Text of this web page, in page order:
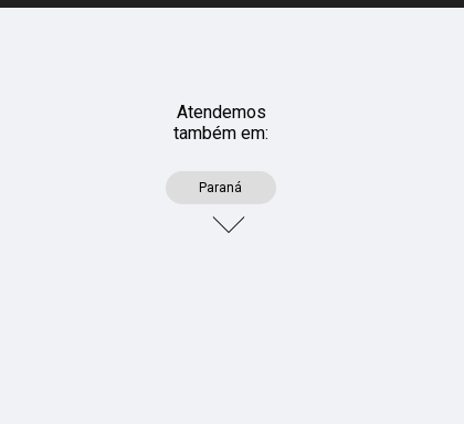
Atendemos
também em:
Paraná